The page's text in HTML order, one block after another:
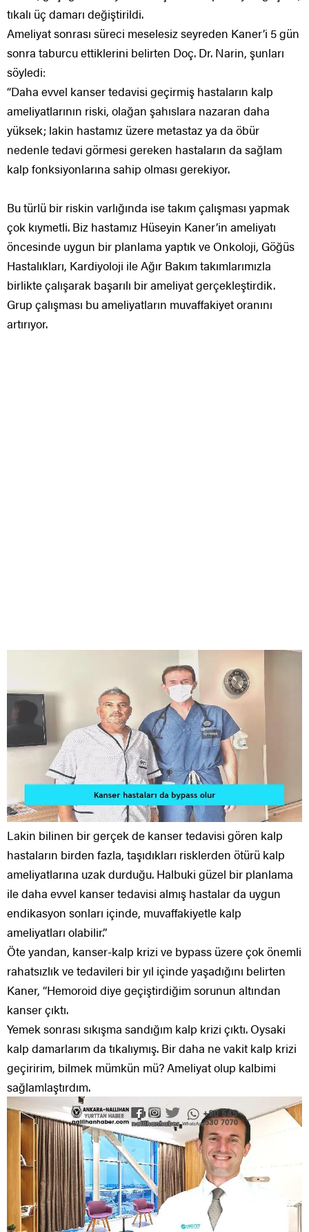
tıkalı üç damarı değiştirildi.
Ameliyat sonrası süreci meselesiz seyreden Kaner’i 5 gün
sonra taburcu ettiklerini belirten Doç. Dr. Narin, şunları
söyledi:
“Daha evvel kanser tedavisi geçirmiş hastaların kalp
ameliyatlarının riski, olağan şahıslara nazaran daha
yüksek; lakin hastamız üzere metastaz ya da öbür
nedenle tedavi görmesi gereken hastaların da sağlam
kalp fonksiyonlarına sahip olması gerekiyor.
Bu türlü bir riskin varlığında ise takım çalışması yapmak
çok kıymetli. Biz hastamız Hüseyin Kaner’in ameliyatı
öncesinde uygun bir planlama yaptık ve Onkoloji, Göğüs
Hastalıkları, Kardiyoloji ile Ağır Bakım takımlarımızla
birlikte çalışarak başarılı bir ameliyat gerçekleştirdik.
Grup çalışması bu ameliyatların muvaffakiyet oranını
artırıyor.
Lakin bilinen bir gerçek de kanser tedavisi gören kalp
hastaların birden fazla, taşıdıkları risklerden ötürü kalp
ameliyatlarına uzak durduğu. Halbuki güzel bir planlama
ile daha evvel kanser tedavisi almış hastalar da uygun
endikasyon sonları içinde, muvaffakiyetle kalp
ameliyatları olabilir.”
Öte yandan, kanser-kalp krizi ve bypass üzere çok önemli
rahatsızlık ve tedavileri bir yıl içinde yaşadığını belirten
Kaner, “Hemoroid diye geçiştirdiğim sorunun altından
kanser çıktı.
Yemek sonrası sıkışma sandığım kalp krizi çıktı. Oysaki
kalp damarlarım da tıkalıymış. Bir daha ne vakit kalp krizi
geçiririm, bilmek mümkün mü? Ameliyat olup kalbimi
sağlamlaştırdım.